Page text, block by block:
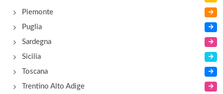
Piemonte
Puglia
Sardegna
Sicilia
Toscana
Trentino Alto Adige